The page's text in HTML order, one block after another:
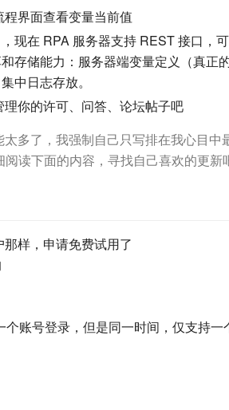
界面查看变量当前值
现在 RPA 服务器支持 REST 接口，
存储能力：服务器端变量定义（真正
中日志存放。
你的许可、问答、论坛帖子吧
多了，我强制自己只写排在我心目中
读下面的内容，寻找自己喜欢的更新
样，申请免费试用了
账号登录，但是同一时间，仅支持一